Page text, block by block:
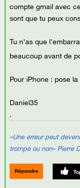
compte gmail avec
sont que tu peux
Tu n'as que
beaucoup avant de
Pour iPhone : pose
Daniel35
.
«Une erreur peut
trompé ou non» Pierre
Répondre